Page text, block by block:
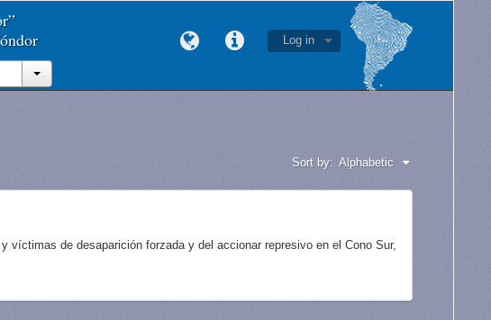
Log in
Sort by: Alphabetic
víctimas de desaparición forzada y del accionar represivo en el Cono Sur,